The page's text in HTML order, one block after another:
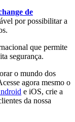
de
por possibilitar a
que permite
segurança.
o mundo dos
agora mesmo o
e iOS, crie a
da nossa